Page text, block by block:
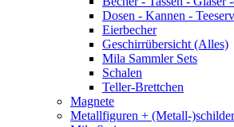
Dosen - Kannen -
Eierbecher
Geschirrübersicht (Alles)
Mila Sammler Sets
Schalen
Teller-Brettchen
Magnete
Metallfiguren + (Metall-)schilder